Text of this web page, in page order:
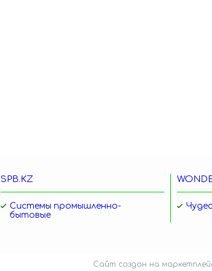
SPB.KZ
Системы промышленно-
бытовые
Сайт создан на